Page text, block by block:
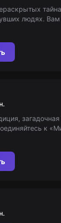
людях. Вам
Lost
к